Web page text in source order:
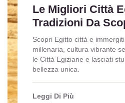
Le Migliori Città
Tradizioni Da
Scopri Egitto città e
millenaria, cultura vibrante
le Città Egiziane e lasciati
bellezza unica.
Leggi Di Più